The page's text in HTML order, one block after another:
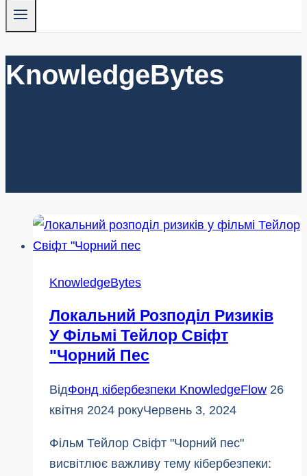
KnowledgeBytes
KnowledgeBytes
Локальний Розподіл Ризиків
У Фільмі Тейлор Свіфт
"Чорний Пес
ВідФонд кібербезпеки KnowledgeFlow 26
квітня 2024 рокуЧервень 3, 2024
Фільм Тейлор Свіфт "Чорний пес"
висвітлює важливу тему кібербезпеки: